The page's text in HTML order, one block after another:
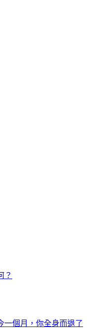
？
一個月，你全身而退了